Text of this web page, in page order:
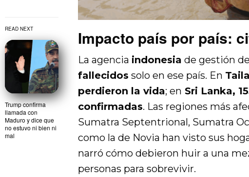
READ NEXT
Trump confirma
llamada con
Maduro y dice que
no estuvo ni bien ni
mal
Impacto país por país:
La agencia indonesia de gestión
fallecidos solo en ese país. En
perdieron la vida; en Sri Lanka,
confirmadas. Las regiones más
Sumatra Septentrional, Sumatra
como la de Novia han visto sus
narró cómo debieron huir a una
personas para sobrevivir.